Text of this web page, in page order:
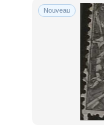
Nouveau